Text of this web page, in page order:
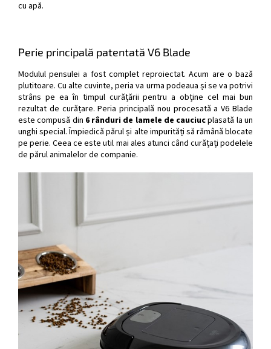
cu apă.
Perie principală patentată V6 Blade
Modulul pensulei a fost complet reproiectat. Acum are o bază
plutitoare. Cu alte cuvinte, peria va urma podeaua și se va potrivi
strâns pe ea în timpul curățării pentru a obține cel mai bun
rezultat de curățare. Peria principală nou procesată a V6 Blade
este compusă din 6 rânduri de lamele de cauciucplasată la un
unghi special. Împiedică părul și alte impurități să rămână blocate
pe perie. Ceea ce este util mai ales atunci când curățați podelele
de părul animalelor de companie.